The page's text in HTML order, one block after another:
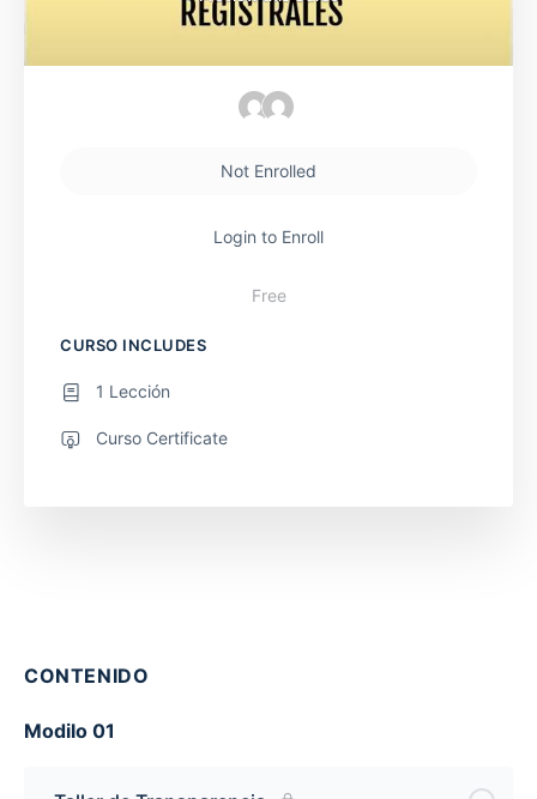
CONTENIDO
Modilo 01
Not Enrolled
Login to Enroll
Free
CURSO INCLUDES
1 Lección
Curso Certificate